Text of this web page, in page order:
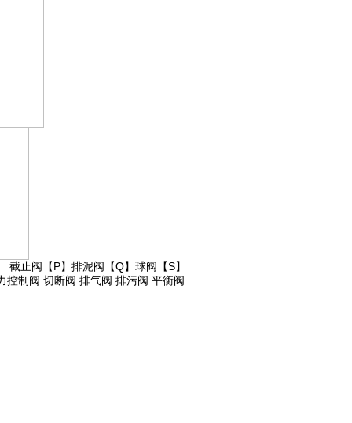
截止阀 【P】 排泥阀 【Q】 球阀 【S】
控制阀 切断阀 排气阀 排污阀 平衡阀